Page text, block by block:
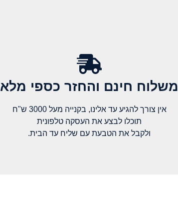
משלוח חינם והחזר כספי מלא​
אין צורך להגיע עד אלינו, בקנייה מעל 3000 ש"ח
תוכלו לבצע את העסקה טלפונית
ולקבל את הטבעת עם שליח עד הבית.